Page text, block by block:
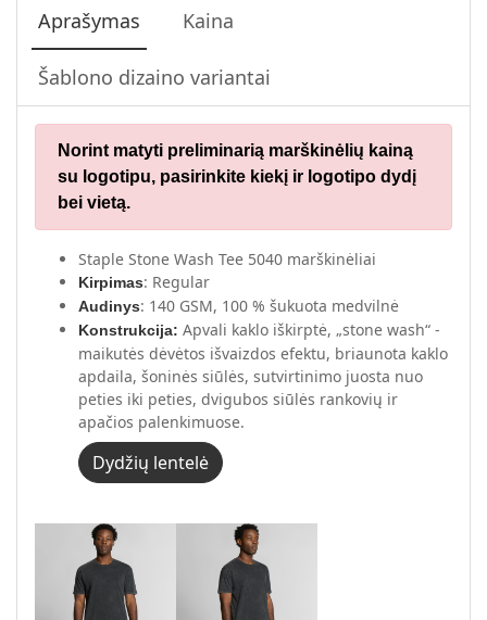
Aprašymas Kaina
Šablono dizaino variantai
Norint matyti preliminarią marškinėlių kainą
su logotipu, pasirinkite kiekį ir logotipo dydį
bei vietą.
Staple Stone Wash Tee 5040 marškinėliai
Kirpimas: Regular
Audinys: 140 GSM, 100 % šukuota medvilnė
Konstrukcija: Apvali kaklo iškirptė, „stone wash“ -
maikutės dėvėtos išvaizdos efektu, briaunota kaklo
apdaila, šoninės siūlės, sutvirtinimo juosta nuo
peties iki peties, dvigubos siūlės rankovių ir
apačios palenkimuose.
Dydžių lentelė